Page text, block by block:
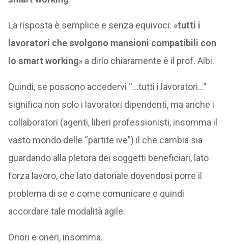
La risposta è semplice e senza equivoci: «tutti i
lavoratori che svolgono mansioni compatibili con
lo smart working» a dirlo chiaramente è il prof. Albi.
Quindi, se possono accedervi “…tutti i lavoratori…”
significa non solo i lavoratori dipendenti, ma anche i
collaboratori (agenti, liberi professionisti, insomma il
vasto mondo delle “partite ive”) il che cambia sia
guardando alla pletora dei soggetti beneficiari, lato
forza lavoro, che lato datoriale dovendosi porre il
problema di se e come comunicare e quindi
accordare tale modalità agile.
Onori e oneri, insomma.